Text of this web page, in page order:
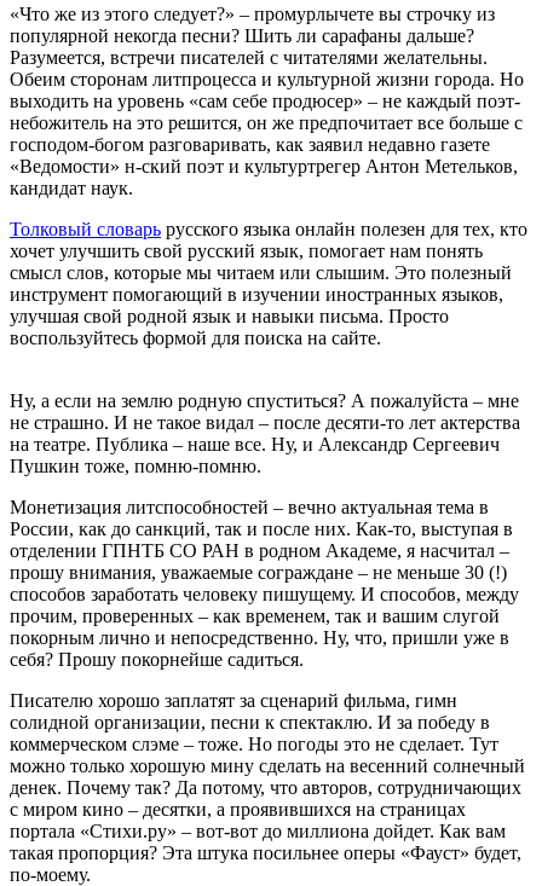
«Что же из этого следует?» – промурлычете вы строчку из
популярной некогда песни? Шить ли сарафаны дальше?
Разумеется, встречи писателей с читателями желательны.
Обеим сторонам литпроцесса и культурной жизни города. Но
выходить на уровень «сам себе продюсер» – не каждый поэт-
небожитель на это решится, он же предпочитает все больше с
господом-богом разговаривать, как заявил недавно газете
«Ведомости» н-ский поэт и культуртрегер Антон Метельков,
кандидат наук.
Толковый словарь русского языка онлайн полезен для тех, кто
хочет улучшить свой русский язык, помогает нам понять
смысл слов, которые мы читаем или слышим. Это полезный
инструмент помогающий в изучении иностранных языков,
улучшая свой родной язык и навыки письма. Просто
воспользуйтесь формой для поиска на сайте.
Ну, а если на землю родную спуститься? А пожалуйста – мне
не страшно. И не такое видал – после десяти-то лет актерства
на театре. Публика – наше все. Ну, и Александр Сергеевич
Пушкин тоже, помню-помню.
Монетизация литспособностей – вечно актуальная тема в
России, как до санкций, так и после них. Как-то, выступая в
отделении ГПНТБ СО РАН в родном Академе, я насчитал –
прошу внимания, уважаемые сограждане – не меньше 30 (!)
способов заработать человеку пишущему. И способов, между
прочим, проверенных – как временем, так и вашим слугой
покорным лично и непосредственно. Ну, что, пришли уже в
себя? Прошу покорнейше садиться.
Писателю хорошо заплатят за сценарий фильма, гимн
солидной организации, песни к спектаклю. И за победу в
коммерческом слэме – тоже. Но погоды это не сделает. Тут
можно только хорошую мину сделать на весенний солнечный
денек. Почему так? Да потому, что авторов, сотрудничающих
с миром кино – десятки, а проявившихся на страницах
портала «Стихи.ру» – вот-вот до миллиона дойдет. Как вам
такая пропорция? Эта штука посильнее оперы «Фауст» будет,
по-моему.